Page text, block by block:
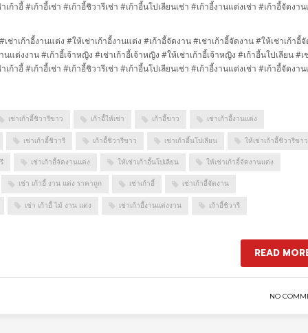
ก้าอี้ #เก้าอี้เช่า #เก้าอี้ชิวารีเช่า #เก้าอี้นโปเลียนเช่า #เก้าอี้งานแต่งเช่า #เก้าอี้จัดงาน
ช่าเก้าอี้งานแต่ง #ให้เช่าเก้าอี้งานแต่ง #เก้าอี้จัดงาน #เช่าเก้าอี้จัดงาน #ให้เช่าเก้าอี้จั
แต่งงาน #เก้าอี้เจ้าหญิง #เช่าเก้าอี้เจ้าหญิง #ให้เช่าเก้าอี้เจ้าหญิง #เก้าอี้นโปเลียน #เ
ก้าอี้ #เก้าอี้เช่า #เก้าอี้ชิวารีเช่า #เก้าอี้นโปเลียนเช่า #เก้าอี้งานแต่งเช่า #เก้าอี้จัดงาน
เช่าเก้าอี้ชิวารีขาว เก้าอี้ให้เช่า เก้าอี้ขาว เช่าเก้าอี้งานแต่ง
เช่าเก้าอี้ชิวารี เก้าอี้ชิวารีขาว เช่าเก้าอี้นโปเลียน ให้เช่าเก้าอี้ชิวารีขาว
เช่าเก้าอี้จัดงานแต่ง ให้เช่าเก้าอี้นโปเลียน ให้เช่าเก้าอี้จัดงานแต่ง
เช่า เก้าอี้ งาน แต่ง ราคาถูก เช่าเก้าอี้ เช่าเก้าอี้จัดงาน
เช่า เก้าอี้ ไม้ งาน แต่ง เช่าเก้าอี้งานแต่งงาน เก้าอี้ชิวารี
READ
NO